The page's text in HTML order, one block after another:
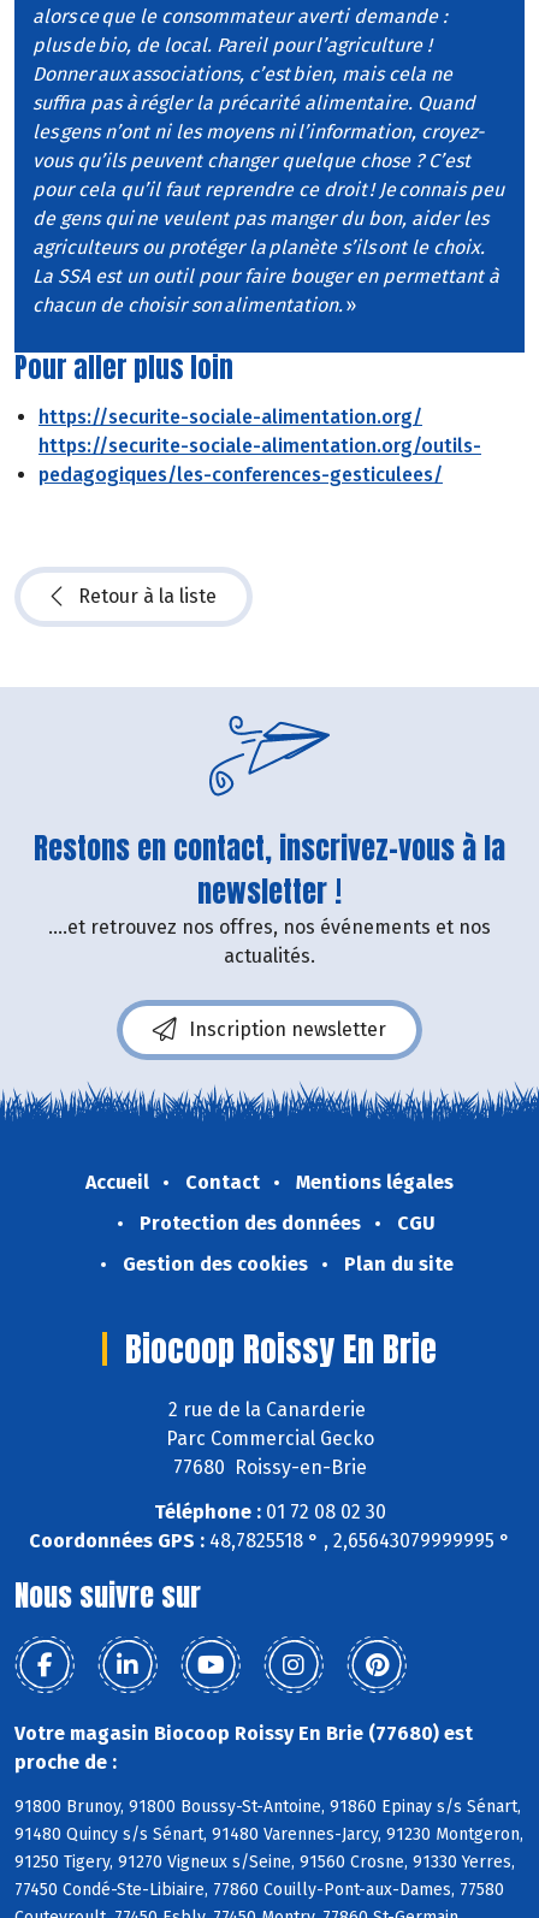
alors ce que le consommateur averti demande :
plus de bio, de local. Pareil pour l’agriculture !
Donner aux associations, c’est bien, mais cela ne
suffira pas à régler la précarité alimentaire. Quand
les gens n’ont ni les moyens ni l’information, croyez-
vous qu’ils peuvent changer quelque chose ? C’est
pour cela qu’il faut reprendre ce droit ! Je connais peu
de gens qui ne veulent pas manger du bon, aider les
agriculteurs ou protéger la planète s’ils ont le choix.
La SSA est un outil pour faire bouger en permettant à
chacun de choisir son alimentation.»
Pour aller plus loin
https://securite-sociale-alimentation.org/
https://securite-sociale-alimentation.org/outils-
pedagogiques/les-conferences-gesticulees/
Retour à la liste
Restons en contact, inscrivez-vous à la
newsletter !
....et retrouvez nos offres, nos événements et nos
actualités.
Inscription newsletter
Accueil Contact
Mentions légales
Protection des données
CGU
Gestion des cookies
Plan du site
Biocoop Roissy En Brie
2 rue de la Canarderie
Parc Commercial Gecko
77680 Roissy-en-Brie
Téléphone :01 72 08 02 30
Coordonnées GPS : 48,7825518 ° , 2,65643079999995 °
Nous suivre sur
Votre magasin Biocoop Roissy En Brie (77680) est
proche de :
91800 Brunoy, 91800 Boussy-St-Antoine, 91860 Epinay s/s Sénart,
91480 Quincy s/s Sénart, 91480 Varennes-Jarcy, 91230 Montgeron,
91250 Tigery, 91270 Vigneux s/Seine, 91560 Crosne, 91330 Yerres,
77450 Condé-Ste-Libiaire, 77860 Couilly-Pont-aux-Dames, 77580